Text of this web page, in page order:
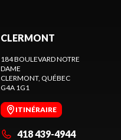
CLERMONT
184 BOULEVARD NOTRE
DAME
CLERMONT, QUÉBEC
G4A 1G1
ITINÉRAIRE
418 439-4944